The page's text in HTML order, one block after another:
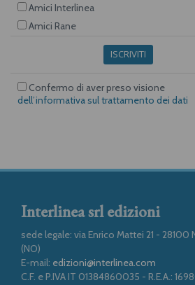
Amici Interlinea
Amici Rane
ISCRIVITI
Confermo di aver preso visione
dell’informativa sul trattamento dei dati
Interlinea srl edizioni
sede legale: via Enrico Mattei 21 - 28100
(NO)
E-mail: edizioni@interlinea.com
C.F. e P.IVA IT 01384860035 - R.E.A.: